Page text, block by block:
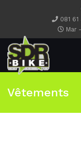
081
Mar
Vêtements